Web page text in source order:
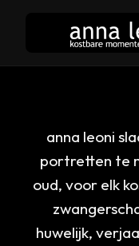
foto anna
anna leoni
portretten te
oud, voor elk
huwelijk,